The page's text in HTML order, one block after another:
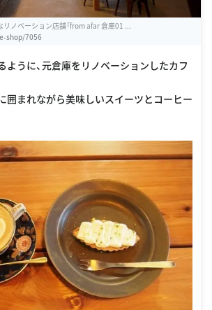
リノベーション店舗「from afar 倉庫01 ...
shop/7056
ように、元倉庫をリノベーションしたカフ
囲まれながら美味しいスイーツとコーヒー